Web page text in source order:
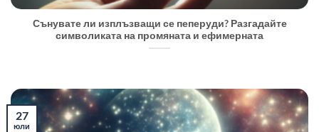
Сънувате ли изплъзващи се пеперуди? Разгадайте
символиката на промяната и ефимерната
27
юли